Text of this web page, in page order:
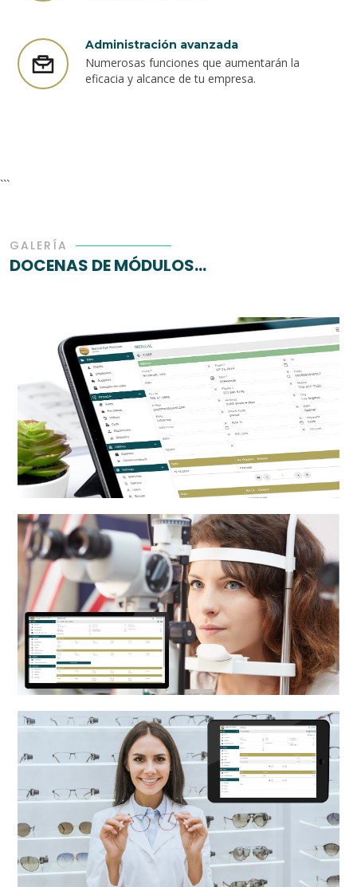
Administración avanzada
Numerosas funciones que aumentarán la
eficacia y alcance de tu empresa.
```
GALERÍA
DOCENAS DE MÓDULOS...